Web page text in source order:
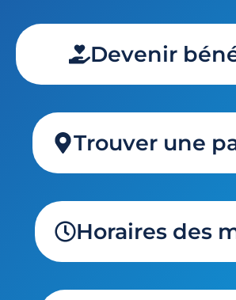
Devenir
Trouver une
Horaires des